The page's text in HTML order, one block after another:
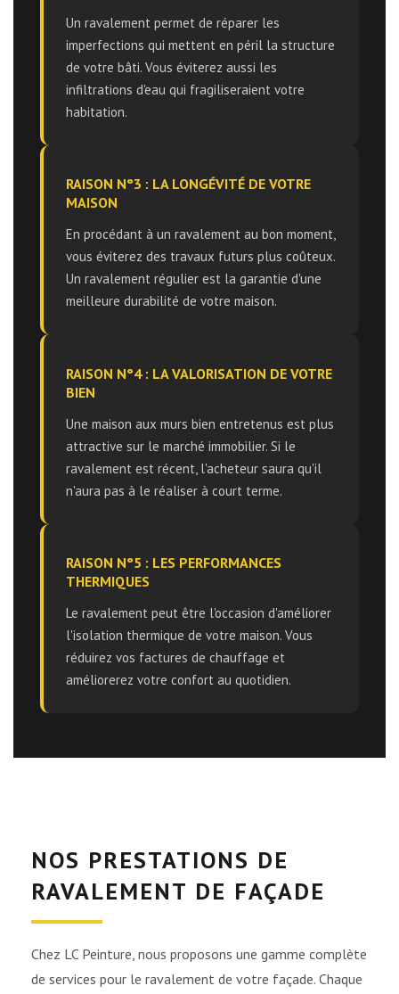
Un ravalement permet de réparer les
imperfections qui mettent en péril la structure
de votre bâti. Vous éviterez aussi les
infiltrations d'eau qui fragiliseraient votre
habitation.
RAISON N°3 : LA LONGÉVITÉ DE VOTRE
MAISON
En procédant à un ravalement au bon moment,
vous éviterez des travaux futurs plus coûteux.
Un ravalement régulier est la garantie d'une
meilleure durabilité de votre maison.
RAISON N°4 : LA VALORISATION DE VOTRE
BIEN
Une maison aux murs bien entretenus est plus
attractive sur le marché immobilier. Si le
ravalement est récent, l'acheteur saura qu'il
n'aura pas à le réaliser à court terme.
RAISON N°5 : LES PERFORMANCES
THERMIQUES
Le ravalement peut être l'occasion d'améliorer
l'isolation thermique de votre maison. Vous
réduirez vos factures de chauffage et
améliorerez votre confort au quotidien.
NOS PRESTATIONS DE
RAVALEMENT DE FAÇADE
Chez LC Peinture, nous proposons une gamme complète
de services pour le ravalement de votre façade. Chaque